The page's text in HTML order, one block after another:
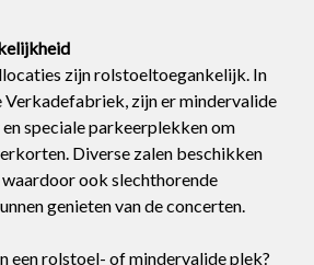
zijn rolstoeltoegankelijk. In
Verkadefabriek, zijn er mindervalide
speciale parkeerplekken om
Diverse zalen beschikken
ook slechthorende
genieten van de concerten.
een rolstoel- of mindervalide plek?